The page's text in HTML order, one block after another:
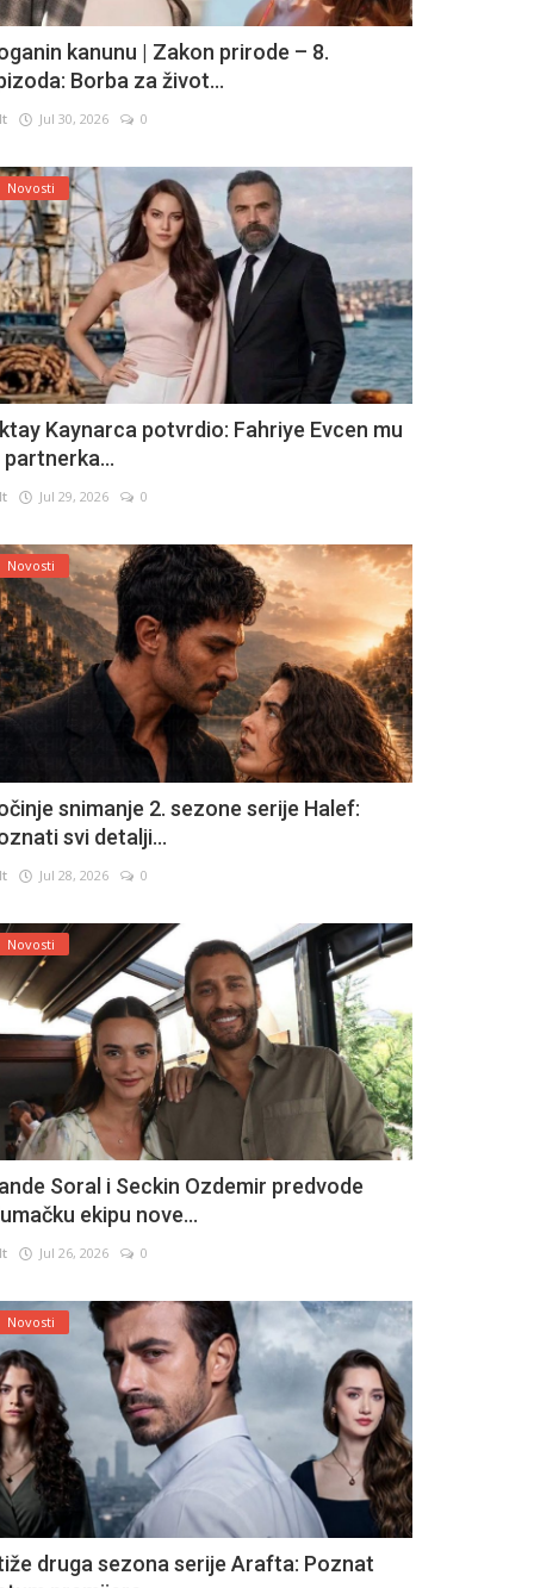
kanunu | Zakon prirode – 8.
Borba za život...
Jul 30, 2026 0
Novosti
Kaynarca potvrdio: Fahriye Evcen mu
partnerka...
Jul 29, 2026 0
Novosti
snimanje 2. sezone serije Halef:
svi detalji...
Jul 28, 2026 0
Novosti
Soral i Seckin Ozdemir predvode
ekipu nove...
Jul 26, 2026 0
Novosti
druga sezona serije Arafta: Poznat